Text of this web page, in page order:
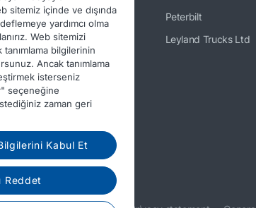
Kasa Yapım Bilgileri
İkinci El Kamyonlar
Ready-to-Go Trucks
and maintenance
for independent
Technical Inspections
ülke siteleri
Peterbilt
Leyland Trucks Ltd
sitemiz içinde ve dışında
yardımcı olma
Web sitemizi
bilgilerinin
Ancak tanımlama
isterseniz
seçeneğine
zaman geri
Kabul Et
Reddet